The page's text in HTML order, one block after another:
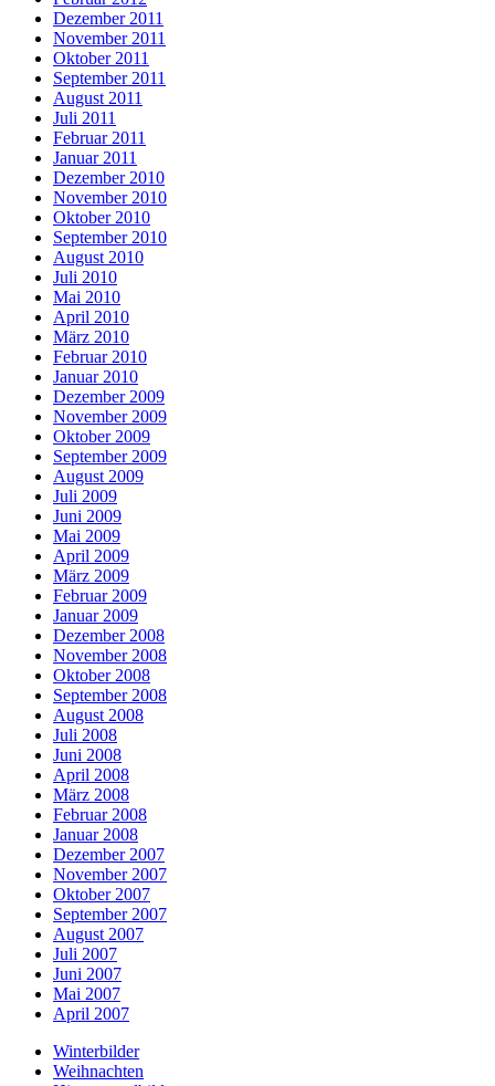
Dezember 2011
November 2011
Oktober 2011
September 2011
August 2011
Juli 2011
Februar 2011
Januar 2011
Dezember 2010
November 2010
Oktober 2010
September 2010
August 2010
Juli 2010
Mai 2010
April 2010
März 2010
Februar 2010
Januar 2010
Dezember 2009
November 2009
Oktober 2009
September 2009
August 2009
Juli 2009
Juni 2009
Mai 2009
April 2009
März 2009
Februar 2009
Januar 2009
Dezember 2008
November 2008
Oktober 2008
September 2008
August 2008
Juli 2008
Juni 2008
April 2008
März 2008
Februar 2008
Januar 2008
Dezember 2007
November 2007
Oktober 2007
September 2007
August 2007
Juli 2007
Juni 2007
Mai 2007
April 2007
Winterbilder
Weihnachten